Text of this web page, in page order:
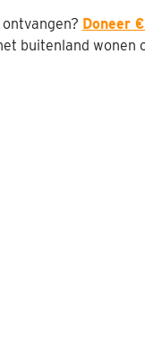
Doneer
buitenland